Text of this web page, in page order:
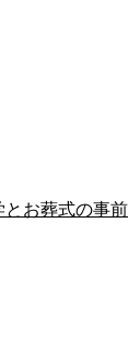
とお葬式の事前